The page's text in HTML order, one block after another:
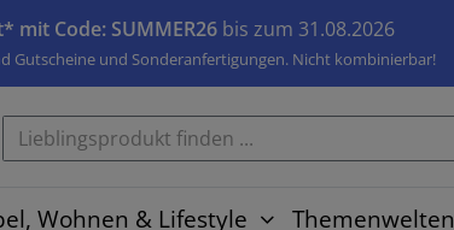
mit Code: SUMMER26 bis zum 31.08.2026
Gutscheine und Sonderanfertigungen. Nicht kombinierbar!
Wohnen & Lifestyle Themenwelten